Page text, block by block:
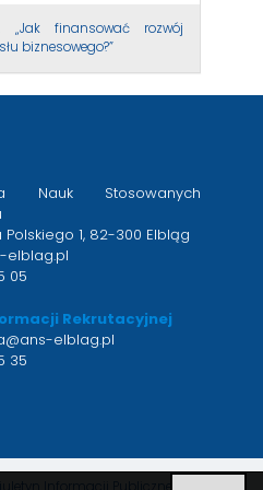
„Jak finansować rozwój
biznesowego?”
Nauk Stosowanych
Polskiego 1, 82-300 Elbląg
elblag.pl
05
Rekrutacyjnej
elblag.pl
35